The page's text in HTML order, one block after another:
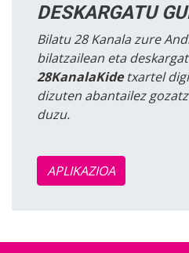
DESKARGATU
Bilatu 28 Kanala zure
bilatzailean eta
28KanalaKidetxartel
dizuten abantailez
duzu.
APLIKAZIOA